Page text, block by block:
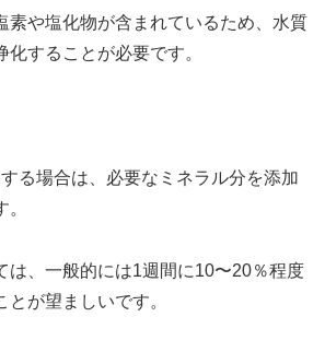
素や塩化物が含まれているため、水質
することが必要です。
る場合は、必要なミネラル分を添加
は、一般的には1週間に10〜20％程度
が望ましいです。